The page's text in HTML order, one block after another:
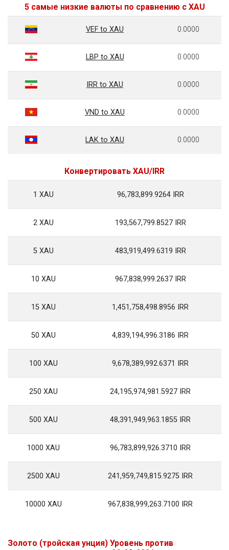
5 самые низкие валюты по сравнению с XAU
VEF to XAU 0.0000
LBP to XAU 0.0000
IRR to XAU 0.0000
VND to XAU 0.0000
LAK to XAU 0.0000
Конвертировать XAU/IRR
1 XAU 96,783,899.9264 IRR
2 XAU 193,567,799.8527 IRR
5 XAU 483,919,499.6319 IRR
10 XAU 967,838,999.2637 IRR
15 XAU 1,451,758,498.8956 IRR
50 XAU 4,839,194,996.3186 IRR
100 XAU 9,678,389,992.6371 IRR
250 XAU 24,195,974,981.5927 IRR
500 XAU 48,391,949,963.1855 IRR
1000 XAU 96,783,899,926.3710 IRR
2500 XAU 241,959,749,815.9275 IRR
10000 XAU 967,838,999,263.7100 IRR
Золото (тройская унция) Уровень против